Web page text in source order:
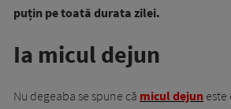
puțin pe toată durata zilei.
Ia micul dejun
Nu degeaba se spune că micul dejun